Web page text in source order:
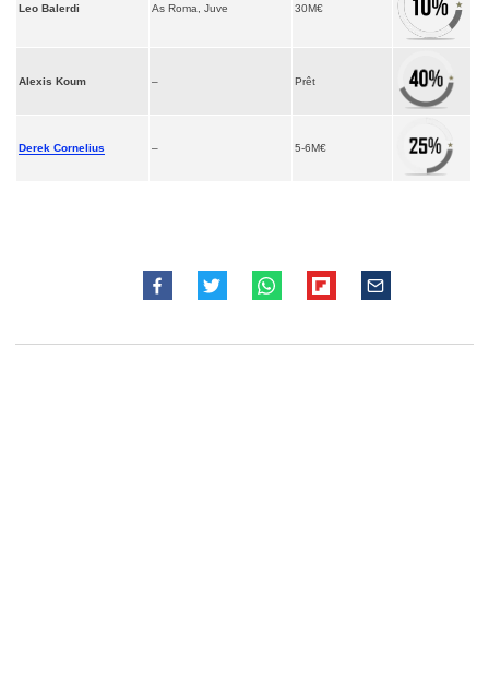
Leo Balerdi As Roma, Juve 30M€
Alexis Koum – Prêt
Derek Cornelius – 5-6M€